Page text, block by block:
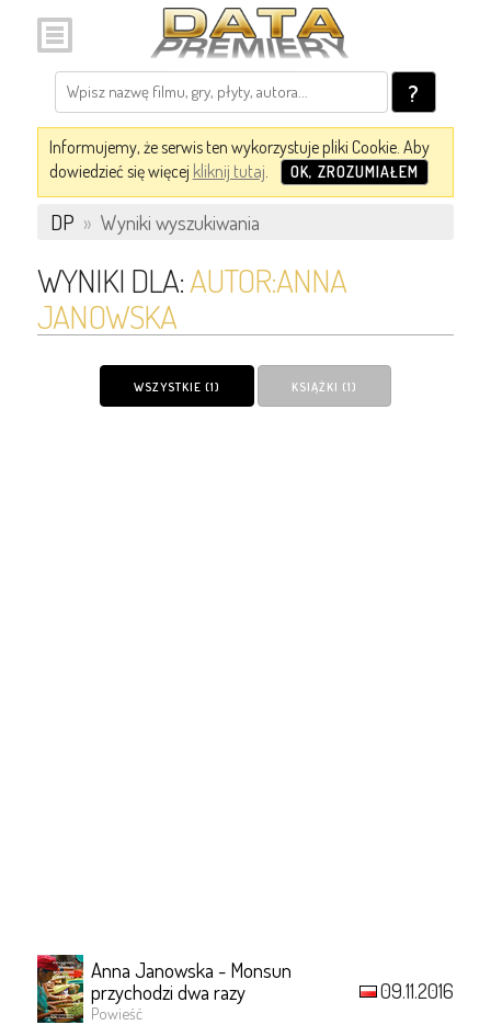
?
Informujemy, że serwis ten wykorzystuje pliki Cookie. Aby
dowiedzieć się więcej kliknij tutaj. OK, ZROZUMIAŁEM
DP » Wyniki wyszukiwania
WYNIKI DLA:AUTOR:ANNA
JANOWSKA
WSZYSTKIE (1) KSIĄŻKI (1)
Anna Janowska - Monsun
przychodzi dwa razy
Powieść
09.11.2016